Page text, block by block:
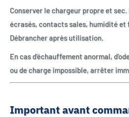
Conserver le chargeur propre et
écrasés, contacts sales, humidité et
Débrancher après utilisation.
En cas d’échauffement anormal,
ou de charge impossible, arrêter
Important avant